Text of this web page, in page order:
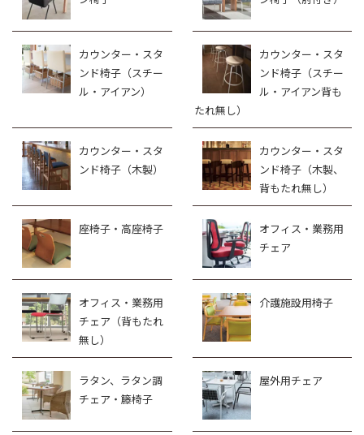
カウンター・スタ
ンド椅子（スチー
ル・アイアン）
カウンター・スタ
ンド椅子（スチー
ル・アイアン背も
たれ無し）
カウンター・スタ
ンド椅子（木製）
カウンター・スタ
ンド椅子（木製、
背もたれ無し）
座椅子・高座椅子
オフィス・業務用
チェア
オフィス・業務用
チェア（背もたれ
無し）
介護施設用椅子
ラタン、ラタン調
チェア・籐椅子
屋外用チェア